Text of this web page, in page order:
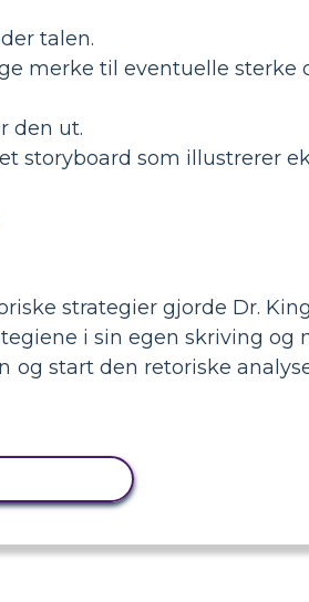
talen.
merke til eventuelle sterke
den ut.
storyboard som illustrerer
strategier gjorde Dr.
i sin egen skriving og
og start den retoriske